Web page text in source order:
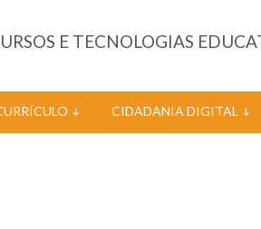
E TECNOLOGIAS
CIDADANIA DIGITAL